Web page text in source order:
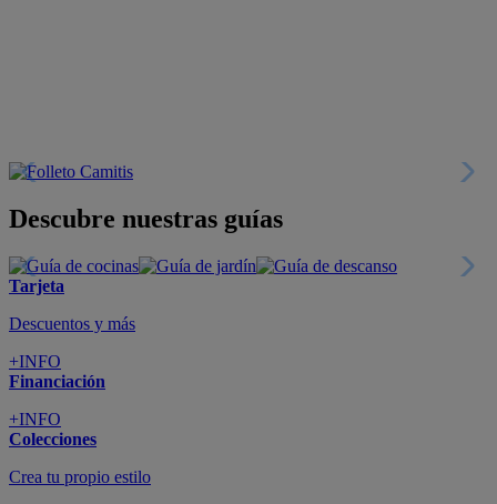
Descubre nuestras guías
Tarjeta
Descuentos y más
+INFO
Financiación
+INFO
Colecciones
Crea tu propio estilo